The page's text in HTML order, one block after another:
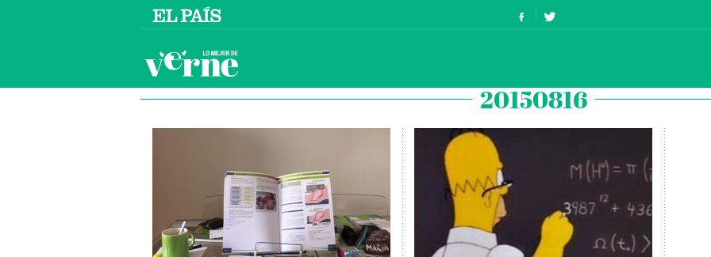
20150816